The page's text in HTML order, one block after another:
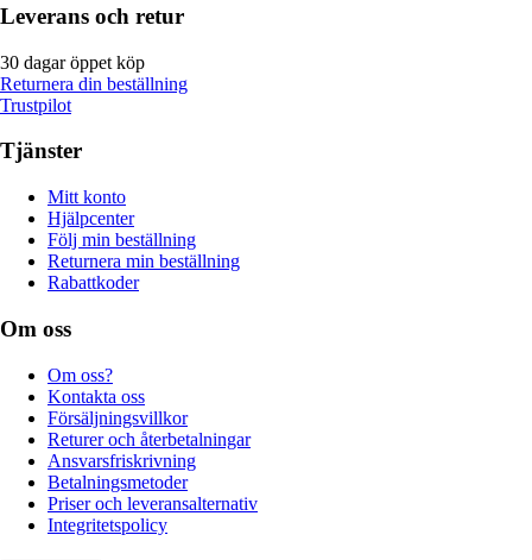
Leverans och retur
30 dagar öppet köp
Returnera din beställning
Trustpilot
Tjänster
Mitt konto
Hjälpcenter
Följ min beställning
Returnera min beställning
Rabattkoder
Om oss
Om oss?
Kontakta oss
Försäljningsvillkor
Returer och återbetalningar
Ansvarsfriskrivning
Betalningsmetoder
Priser och leveransalternativ
Integritetspolicy